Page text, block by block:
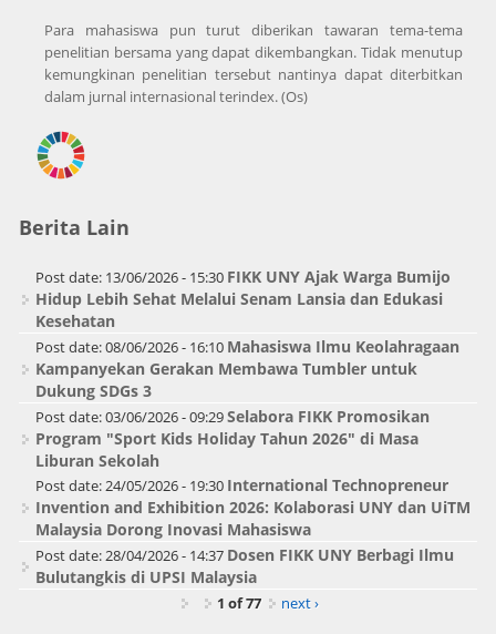
Para mahasiswa pun turut diberikan tawaran tema-tema
penelitian bersama yang dapat dikembangkan. Tidak menutup
kemungkinan penelitian tersebut nantinya dapat diterbitkan
dalam jurnal internasional terindex. (Os)
Berita Lain
Post date: 13/06/2026 - 15:30 FIKK UNY Ajak Warga Bumijo
Hidup Lebih Sehat Melalui Senam Lansia dan Edukasi
Kesehatan
Post date:08/06/2026 - 16:10 Mahasiswa Ilmu Keolahragaan
Kampanyekan Gerakan Membawa Tumbler untuk
Dukung SDGs 3
Post date:03/06/2026 - 09:29Selabora FIKK Promosikan
Program "Sport Kids Holiday Tahun 2026" di Masa
Liburan Sekolah
Post date:24/05/2026 - 19:30 International Technopreneur
Invention and Exhibition 2026: Kolaborasi UNY dan UiTM
Malaysia Dorong Inovasi Mahasiswa
Post date:28/04/2026 - 14:37 Dosen FIKK UNY Berbagi Ilmu
Bulutangkis di UPSI Malaysia
1 of 77 next ›